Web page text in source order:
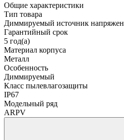
Общие характеристики
Тип товара
Диммируемый источник
Гарантийный срок
5 год(а)
Материал корпуса
Металл
Особенность
Диммируемый
Класс пылевлагозащиты
IP67
Модельный ряд
ARPV